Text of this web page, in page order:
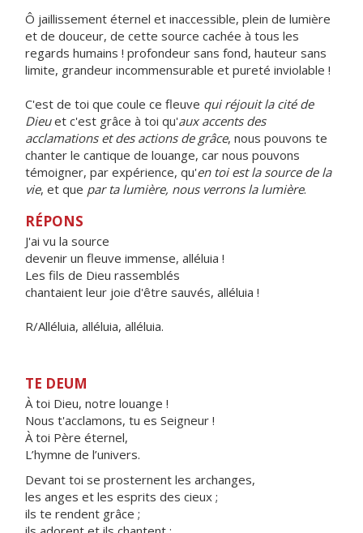
Ô jaillissement éternel et inaccessible, plein de lumière
et de douceur, de cette source cachée à tous les
regards humains ! profondeur sans fond, hauteur sans
limite, grandeur incommensurable et pureté inviolable !
C'est de toi que coule ce fleuve qui réjouit la cité de
Dieuet c'est grâce à toi qu'aux accents des
acclamations et des actions de grâce, nous pouvons te
chanter le cantique de louange, car nous pouvons
témoigner, par expérience, qu'en toi est la source de la
vie, et que par ta lumière, nous verrons la lumière.
RÉPONS
J'ai vu la source
devenir un fleuve immense, alléluia !
Les fils de Dieu rassemblés
chantaient leur joie d'être sauvés, alléluia !
R/Alléluia, alléluia, alléluia.
TE DEUM
À toi Dieu, notre louange !
Nous t'acclamons, tu es Seigneur !
À toi Père éternel,
L’hymne de l’univers.
Devant toi se prosternent les archanges,
les anges et les esprits des cieux ;
ils te rendent grâce ;